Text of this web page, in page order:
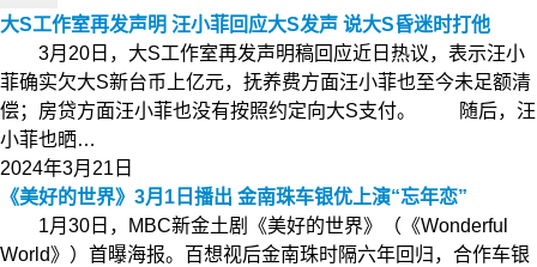
大S工作室再发声明 汪小菲回应大S发声 说大S昏迷时打他
3月20日，大S工作室再发声明稿回应近日热议，表示汪小
菲确实欠大S新台币上亿元，抚养费方面汪小菲也至今未足额清
偿；房贷方面汪小菲也没有按照约定向大S支付。 随后，汪
小菲也晒…
2024年3月21日
《美好的世界》3月1日播出 金南珠车银优上演“忘年恋”
1月30日，MBC新金土剧《美好的世界》（《Wonderful
World》）首曝海报。百想视后金南珠时隔六年回归，合作车银